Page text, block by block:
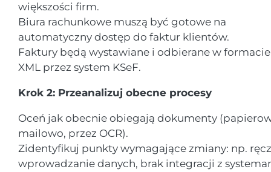
większości firm.
Biura rachunkowe muszą być gotowe na
automatyczny dostęp do faktur klientów.
Faktury będą wystawiane i odbierane w formacie
XML przez system KSeF.
Krok 2: Przeanalizuj obecne procesy
Oceń jak obecnie obiegają dokumenty
mailowo, przez OCR).
Zidentyfikuj punkty wymagające zmiany: np.
wprowadzanie danych, brak integracji z